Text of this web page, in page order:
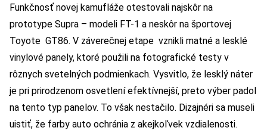
Funkčnosť novej kamufláže otestovali najskôr na
prototype Supra – modeli FT-1 a neskôr na športovej
Toyote GT86. V záverečnej etape vznikli matné a lesklé
vinylové panely, ktoré použili na fotografické testy v
rôznych svetelných podmienkach. Vysvitlo, že lesklý náter
je pri prirodzenom osvetlení efektívnejší, preto výber padol
na tento typ panelov. To však nestačilo. Dizajnéri sa museli
uistiť, že farby auto ochránia z akejkoľvek vzdialenosti.